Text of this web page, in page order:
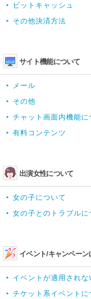
ビットキャッシュ
その他決済方法
サイト機能について
メール
その他
チャット画面内機能に
有料コンテンツ
出演女性について
女の子について
女の子とのトラブルに
イベント/キャンペーン
イベントが適用されな
チケット系イベントに